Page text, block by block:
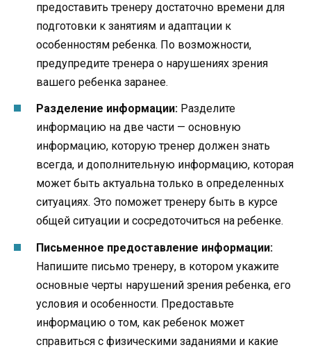
предоставить тренеру достаточно времени для
подготовки к занятиям и адаптации к
особенностям ребенка. По возможности,
предупредите тренера о нарушениях зрения
вашего ребенка заранее.
Разделение информации: Разделите
информацию на две части — основную
информацию, которую тренер должен знать
всегда, и дополнительную информацию, которая
может быть актуальна только в определенных
ситуациях. Это поможет тренеру быть в курсе
общей ситуации и сосредоточиться на ребенке.
Письменное предоставление информации:
Напишите письмо тренеру, в котором укажите
основные черты нарушений зрения ребенка, его
условия и особенности. Предоставьте
информацию о том, как ребенок может
справиться с физическими заданиями и какие